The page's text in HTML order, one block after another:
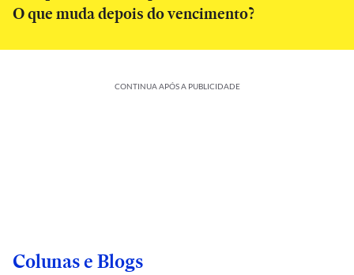
O que muda depois do vencimento?
CONTINUA APÓS A PUBLICIDADE
Colunas e Blogs